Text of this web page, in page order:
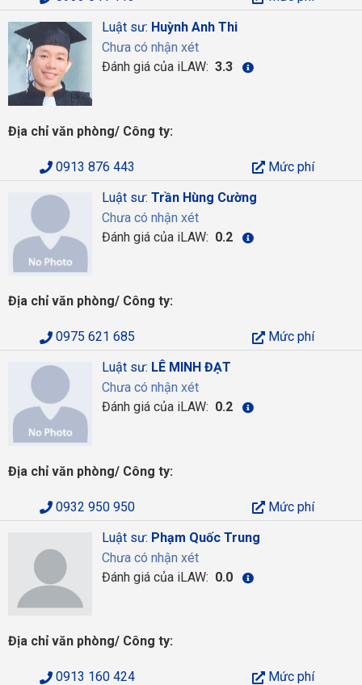
Luật sư: Huỳnh Anh Thi
Chưa có nhận xét
Đánh giá của iLAW: 3.3
Địa chỉ văn phòng/ Công ty:
0913 876 443
Mức phí
Luật sư: Trần Hùng Cường
Chưa có nhận xét
Đánh giá của iLAW: 0.2
Địa chỉ văn phòng/ Công ty:
0975 621 685
Mức phí
Luật sư: LÊ MINH ĐẠT
Chưa có nhận xét
Đánh giá của iLAW: 0.2
Địa chỉ văn phòng/ Công ty:
0932 950 950
Mức phí
Luật sư: Phạm Quốc Trung
Chưa có nhận xét
Đánh giá của iLAW: 0.0
Địa chỉ văn phòng/ Công ty:
0913 160 424
Mức phí